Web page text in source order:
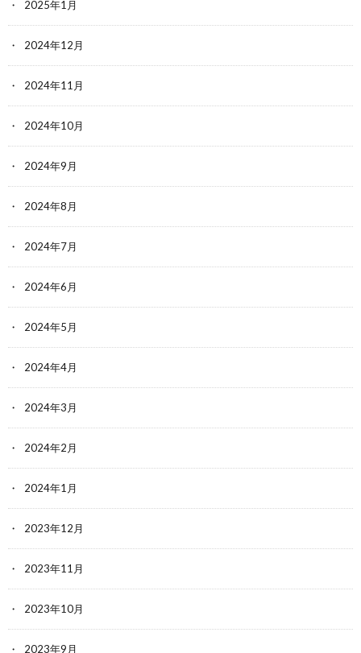
2025年1月
2024年12月
2024年11月
2024年10月
2024年9月
2024年8月
2024年7月
2024年6月
2024年5月
2024年4月
2024年3月
2024年2月
2024年1月
2023年12月
2023年11月
2023年10月
2023年9月